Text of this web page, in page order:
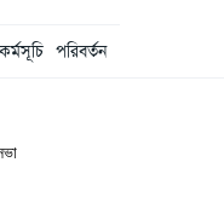
কর্মসূচি পরিবর্তন